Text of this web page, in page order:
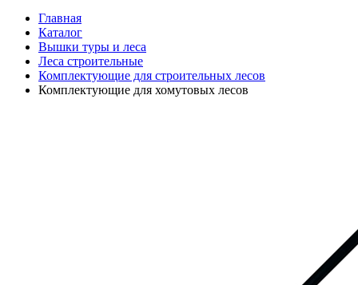
Главная
Каталог
Вышки туры и леса
Леса строительные
Комплектующие для строительных лесов
Комплектующие для хомутовых лесов